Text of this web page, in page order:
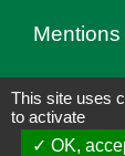
Plan du
This site uses
to activate
OK,